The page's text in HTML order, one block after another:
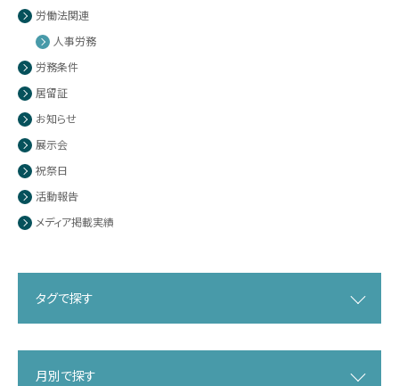
労働法関連
人事労務
労務条件
居留証
お知らせ
展示会
祝祭日
活動報告
メディア掲載実績
タグで探す
月別で探す